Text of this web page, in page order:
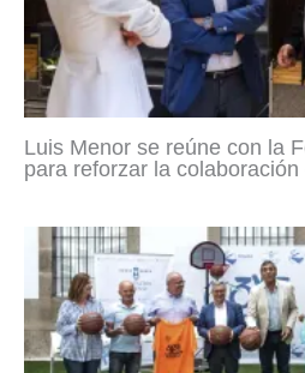
Luis Menor se reúne con la
para reforzar la